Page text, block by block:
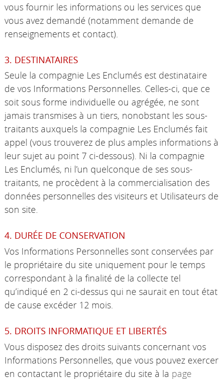
vous fournir les informations ou les services que
vous avez demandé (notamment demande de
renseignements et contact).
3. DESTINATAIRES
Seule la compagnie Les Enclumés est destinataire
de vos Informations Personnelles. Celles-ci, que ce
soit sous forme individuelle ou agrégée, ne sont
jamais transmises à un tiers, nonobstant les sous-
traitants auxquels la compagnie Les Enclumés fait
appel (vous trouverez de plus amples informations à
leur sujet au point 7 ci-dessous). Ni la compagnie
Les Enclumés, ni l’un quelconque de ses sous-
traitants, ne procèdent à la commercialisation des
données personnelles des visiteurs et Utilisateurs de
son site.
4. DURÉE DE CONSERVATION
Vos Informations Personnelles sont conservées par
le propriétaire du site uniquement pour le temps
correspondant à la finalité de la collecte tel
qu’indiqué en 2 ci-dessus qui ne saurait en tout état
de cause excéder 12 mois.
5. DROITS INFORMATIQUE ET LIBERTÉS
Vous disposez des droits suivants concernant vos
Informations Personnelles, que vous pouvez exercer
en contactant le propriétaire du site à la page